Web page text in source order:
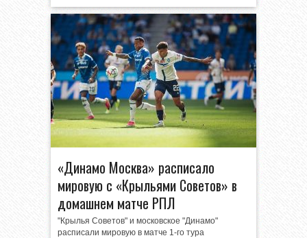
«Динамо Москва» расписало
мировую с «Крыльями Советов» в
домашнем матче РПЛ
"Крылья Советов" и московское "Динамо"
расписали мировую в матче 1-го тура